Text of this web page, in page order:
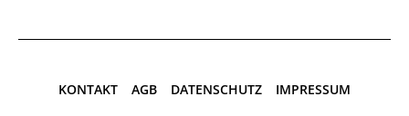
KONTAKT AGB DATENSCHUTZ IMPRESSUM